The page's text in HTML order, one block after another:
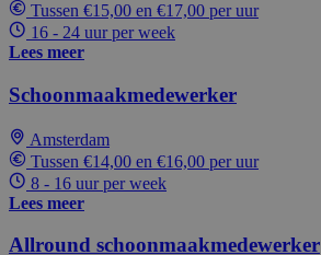
Tussen €15,00 en €17,00 per uur
16 - 24 uur per week
Lees meer
Schoonmaakmedewerker
Amsterdam
Tussen €14,00 en €16,00 per uur
8 - 16 uur per week
Lees meer
Allround schoonmaakmedewerker